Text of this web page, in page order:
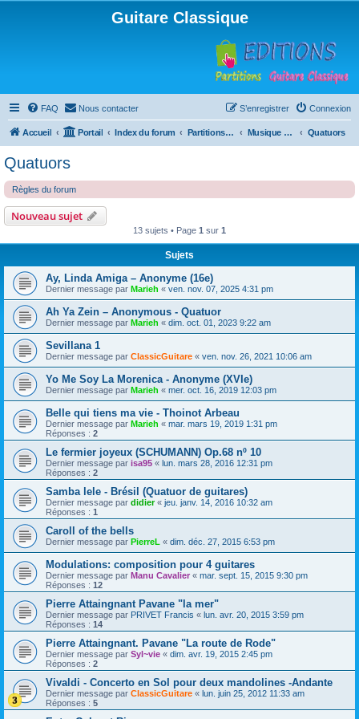
Guitare Classique
FAQ Nous contacter Connexion
S’enregistrer
Accueil Portail Index du forum Partitions pour guitare en libre téléchargement Musique d'ensemble Quatuors
Quatuors
Règles du forum
Nouveau sujet
13 sujets • Page 1 sur 1
Sujets
Ay, Linda Amiga – Anonyme (16e)
Dernier message par Marieh « ven. nov. 07, 2025 4:31 pm
Ah Ya Zein – Anonymous - Quatuor
Dernier message par Marieh « dim. oct. 01, 2023 9:22 am
Sevillana 1
Dernier message par ClassicGuitare « ven. nov. 26, 2021 10:06 am
Yo Me Soy La Morenica - Anonyme (XVIe)
Dernier message par Marieh « mer. oct. 16, 2019 12:03 pm
Belle qui tiens ma vie - Thoinot Arbeau
Dernier message par Marieh « mar. mars 19, 2019 1:31 pm
Réponses : 2
Le fermier joyeux (SCHUMANN) Op.68 nº 10
Dernier message par isa95 « lun. mars 28, 2016 12:31 pm
Réponses : 2
Samba lele - Brésil (Quatuor de guitares)
Dernier message par didier« jeu. janv. 14, 2016 10:32 am
Réponses : 1
Caroll of the bells
Dernier message par PierreL « dim. déc. 27, 2015 6:53 pm
Modulations: composition pour 4 guitares
Dernier message par Manu Cavalier « mar. sept. 15, 2015 9:30 pm
Réponses : 12
Pierre Attaingnant Pavane "la mer"
Dernier message par PRIVET Francis « lun. avr. 20, 2015 3:59 pm
Réponses : 14
Pierre Attaingnant. Pavane "La route de Rode"
Dernier message par Syl~vie « dim. avr. 19, 2015 2:45 pm
Réponses : 2
Vivaldi - Concerto en Sol pour deux mandolines -Andante
Dernier message par ClassicGuitare « lun. juin 25, 2012 11:33 am
Réponses : 5